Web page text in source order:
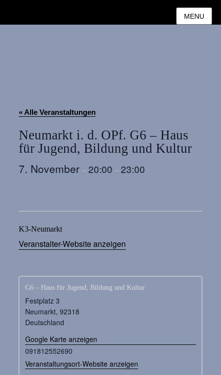
MENU
« Alle Veranstaltungen
Neumarkt i. d. OPf. G6 – Haus
für Jugend, Bildung und Kultur
7. November – 20:00 – 23:00
K3-Neumarkt
Veranstalter-Website anzeigen
G6 – Haus für Jugend, Bildung und Kultur
Festplatz 3
Neumarkt, 92318
Deutschland
Google Karte anzeigen
091812552690
Veranstaltungsort-Website anzeigen